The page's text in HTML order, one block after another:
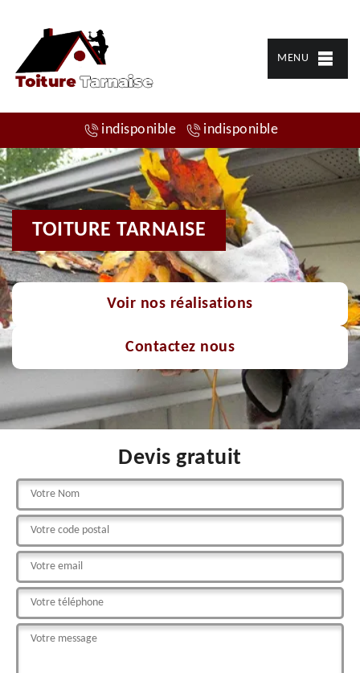
MENU
indisponible indisponible
TOITURE TARNAISE
Voir nos réalisations
Contactez nous
Devis gratuit